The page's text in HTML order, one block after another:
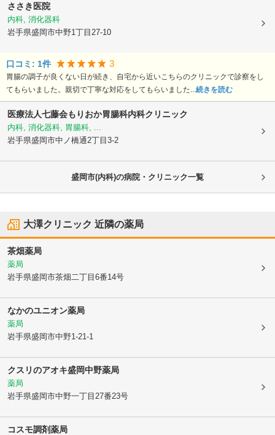
ささき医院
内科, 消化器科
岩手県盛岡市中野1丁目27-10
口コミ: 1件 3
胃腸の調子が良くない日が続き、自宅から近いこちらのクリニックで診察をし
てもらいました。親切で丁寧な対応をしてもらいました...続きを読む
医療法人七藤会もりおか胃腸科内科クリニック
内科, 消化器科, 胃腸科, ...
岩手県盛岡市中ノ橋通2丁目3-2
盛岡市(内科)の病院・クリニック一覧
大澤クリニック 近隣の薬局
茶畑薬局
薬局
岩手県盛岡市茶畑二丁目6番14号
なかのユニオン薬局
薬局
岩手県盛岡市中野1-21-1
クスリのアオキ盛岡中野薬局
薬局
岩手県盛岡市中野一丁目27番23号
コスモ調剤薬局